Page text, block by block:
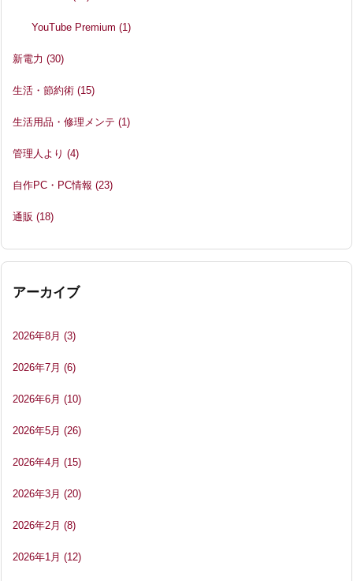
YouTube Premium(1)
新電力 (30)
生活・節約術 (15)
生活用品・修理メンテ (1)
管理人より (4)
自作PC・PC情報 (23)
通販 (18)
アーカイブ
2026年8月 (3)
2026年7月 (6)
2026年6月 (10)
2026年5月 (26)
2026年4月 (15)
2026年3月 (20)
2026年2月 (8)
2026年1月 (12)